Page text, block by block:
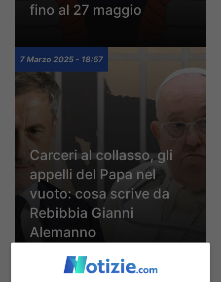
fino al 27 maggio
7 Marzo 2025 - 18:57
Carceri al collasso, gli
appelli del Papa nel
vuoto: cosa scrive da
Rebibbia Gianni
Alemanno